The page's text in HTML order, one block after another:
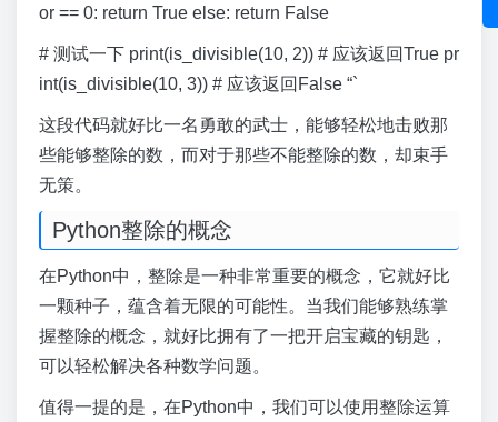
or == 0: return True else: return False
# 测试一下 print(is_divisible(10, 2)) # 应该返回True pr
int(is_divisible(10, 3)) # 应该返回False “`
这段代码就好比一名勇敢的武士，能够轻松地击败那
些能够整除的数，而对于那些不能整除的数，却束手
无策。
Python整除的概念
在Python中，整除是一种非常重要的概念，它就好比
一颗种子，蕴含着无限的可能性。当我们能够熟练掌
握整除的概念，就好比拥有了一把开启宝藏的钥匙，
可以轻松解决各种数学问题。
值得一提的是，在Python中，我们可以使用整除运算